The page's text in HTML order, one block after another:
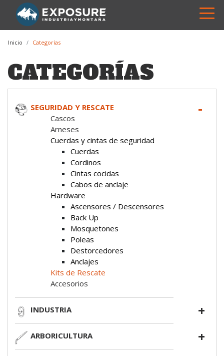
Inicio Categorías
CATEGORÍAS
SEGURIDAD Y RESCATE
Cascos
Arneses
Cuerdas y cintas de seguridad
Cuerdas
Cordinos
Cintas cocidas
Cabos de anclaje
Hardware
Ascensores / Descensores
Back Up
Mosquetones
Poleas
Destorcedores
Anclajes
Kits de Rescate
Accesorios
INDUSTRIA
ARBORICULTURA